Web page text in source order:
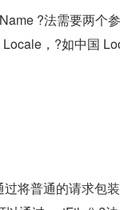
?法需要两个
，?如中国
将普通的请求包